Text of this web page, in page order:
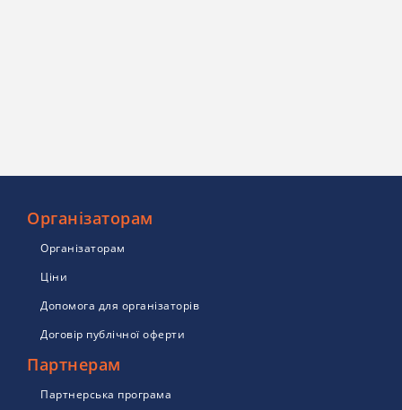
Організаторам
Організаторам
Ціни
Допомога для організаторів
Договір публічної оферти
Партнерам
Партнерська програма